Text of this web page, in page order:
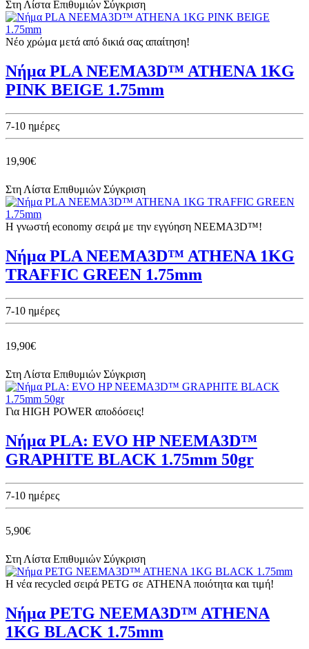
Στη Λίστα Επιθυμιών Σύγκριση
Νέο χρώμα μετά από δικιά σας απαίτηση!
Νήμα PLA NEEMA3D™ ATHENA 1KG
PINK BEIGE 1.75mm
7-10 ημέρες
19,90€
Στη Λίστα Επιθυμιών Σύγκριση
Η γνωστή economy σειρά με την εγγύηση NEEMA3D™!
Νήμα PLA NEEMA3D™ ATHENA 1KG
TRAFFIC GREEN 1.75mm
7-10 ημέρες
19,90€
Στη Λίστα Επιθυμιών Σύγκριση
Για HIGH POWER αποδόσεις!
Νήμα PLA: EVO HP NEEMA3D™
GRAPHITE BLACK 1.75mm 50gr
7-10 ημέρες
5,90€
Στη Λίστα Επιθυμιών Σύγκριση
Η νέα recycled σειρά PETG σε ATHENA ποιότητα και τιμή!
Νήμα PETG NEEMA3D™ ATHENA
1KG BLACK 1.75mm